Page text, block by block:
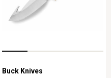
Buck Knives